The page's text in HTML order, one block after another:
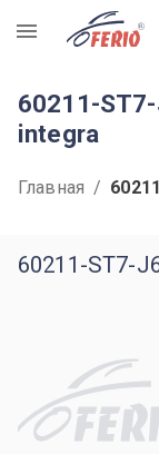
R
60211-
integra
Главная /
60211-ST7-